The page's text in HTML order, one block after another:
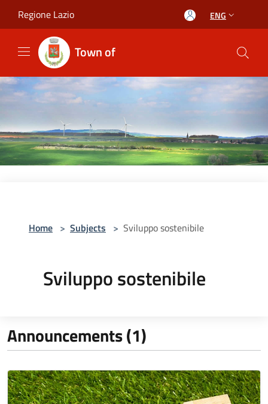
Regione Lazio ENG
Town of
Home > Subjects > Sviluppo sostenibile
Sviluppo sostenibile
Announcements (1)